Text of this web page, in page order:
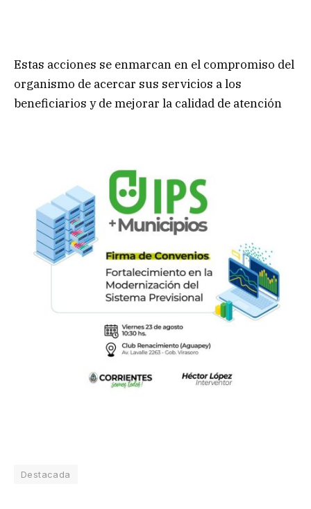
Estas acciones se enmarcan en el compromiso del
organismo de acercar sus servicios a los
beneficiarios y de mejorar la calidad de atención
Destacada